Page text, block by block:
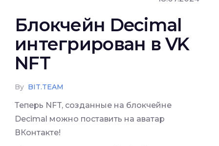
Блокчейн Decimal
интегрирован в VK
NFT
By BIT.TEAM
Теперь NFT, созданные на блокчейне
Decimal можно поставить на аватар
ВКонтакте!